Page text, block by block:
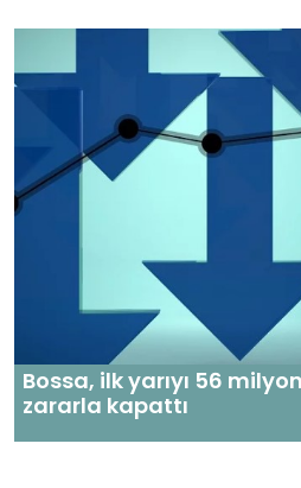
Bossa, ilk yarıyı 56
zararla kapattı